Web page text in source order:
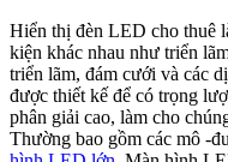
Hiển thị đèn LED cho thuê
kiện khác nhau như triển
triển lãm, đám cưới và các
được thiết kế để có trọng
phân giải cao, làm cho
Thường bao gồm các mô -